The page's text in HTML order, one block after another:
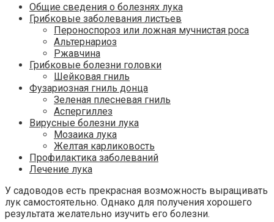
Общие сведения о болезнях лука
Грибковые заболевания листьев
Пероноспороз или ложная мучнистая роса
Альтернариоз
Ржавчина
Грибковые болезни головки
Шейковая гниль
Фузариозная гниль донца
Зеленая плесневая гниль
Аспергиллез
Вирусные болезни лука
Мозаика лука
Желтая карликовость
Профилактика заболеваний
Лечение лука
У садоводов есть прекрасная возможность выращивать
лук самостоятельно. Однако для получения хорошего
результата желательно изучить его болезни.